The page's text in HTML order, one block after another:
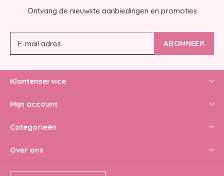
Ontvang de nieuwste aanbiedingen en promoties
ABONNEER
Klantenservice
Mijn account
Categorieën
Over ons